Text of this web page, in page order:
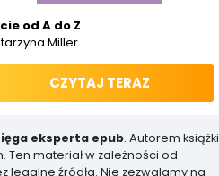
kwietnia 2014
od A do Z
Miller
CZYTAJ TERAZ
eksperta epub. Autorem książki
Ten materiał w zależności od
legalne źródła. Nie zezwalamy na